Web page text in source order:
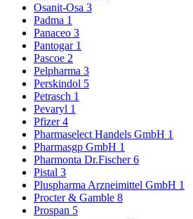
Osanit-Osa 3
Padma 1
Panaceo 3
Pantogar 1
Pascoe 2
Pelpharma 3
Perskindol 5
Petrasch 1
Pevaryl 1
Pfizer4
Pharmaselect Handels GmbH 1
Pharmasgp GmbH 1
Pharmonta Dr.Fischer6
Pistal 3
Pluspharma Arzneimittel GmbH 1
Procter & Gamble 8
Prospan 5